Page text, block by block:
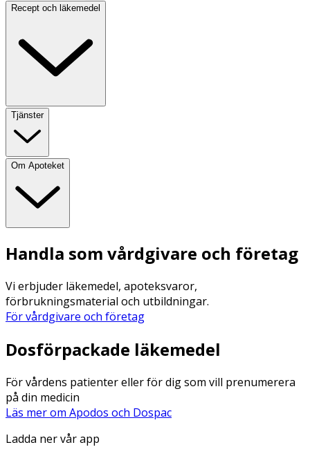
Recept och läkemedel
Tjänster
Om Apoteket
Handla som vårdgivare och företag
Vi erbjuder läkemedel, apoteksvaror,
förbrukningsmaterial och utbildningar.
För vårdgivare och företag
Dosförpackade läkemedel
För vårdens patienter eller för dig som vill prenumerera
på din medicin
Läs mer om Apodos och Dospac
Ladda ner vår app